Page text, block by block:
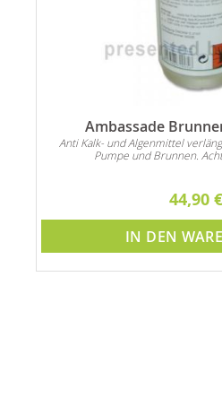
Ambassade
Anti Kalk- und Algenmittel
Pumpe und Brunnen.
44,90 €
IN DEN